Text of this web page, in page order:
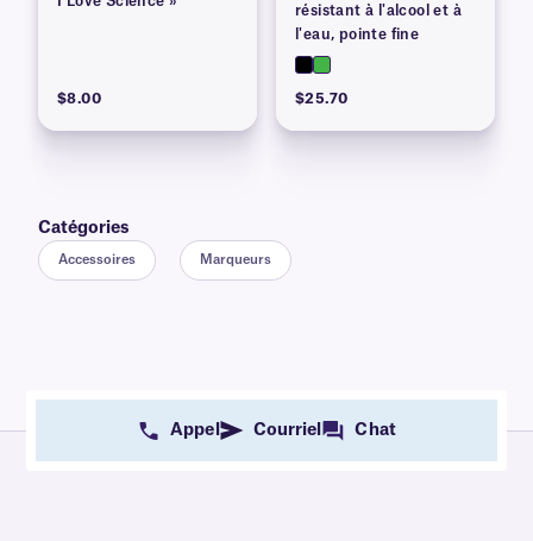
$8.00
résistant à l'alcool et à
l'eau, pointe fine
$25.70
Catégories
Accessoires Marqueurs
Appel Courriel Chat